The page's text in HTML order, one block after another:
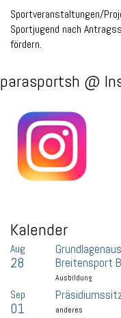
Sportveranstaltungen/
Sportjugend nach
fördern.
parasportsh @
Kalender
Aug
28
Breitensport
Ausbildung
Sep
01 anderes